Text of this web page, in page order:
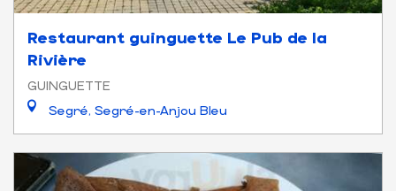
Restaurant guinguette Le Pub de la
Rivière
GUINGUETTE
Segré, Segré-en-Anjou Bleu